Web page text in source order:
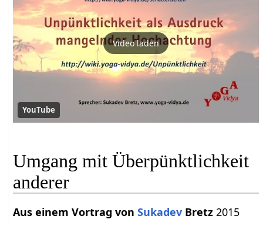
Video laden
YouTube
Umgang mit Überpünktlichkeit
anderer
Aus einem Vortrag vonSukadev Bretz 2015